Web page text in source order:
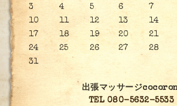
3
4 5 6 7
10
11 12 13 14
17
18 19 20 21
24
25 26 27 28
31
出張マッサージ
TEL 080-5632-5533